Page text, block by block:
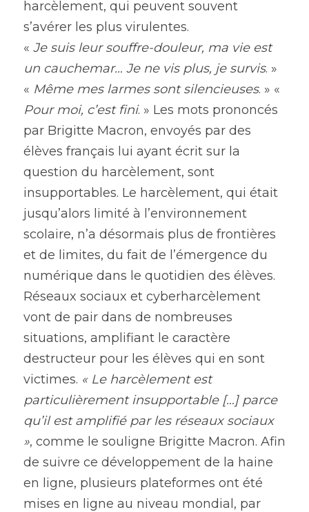
harcèlement, qui peuvent souvent
s’avérer les plus virulentes.
« Je suis leur souffre-douleur, ma vie est
un cauchemar… Je ne vis plus, je survis. »
« Même mes larmes sont silencieuses
Pour moi, c’est fini. » Les mots prononcés
par Brigitte Macron, envoyés par des
élèves français lui ayant écrit sur la
question du harcèlement, sont
insupportables. Le harcèlement, qui était
jusqu’alors limité à l’environnement
scolaire, n’a désormais plus de frontières
et de limites, du fait de l’émergence du
numérique dans le quotidien des élèves.
Réseaux sociaux et cyberharcèlement
vont de pair dans de nombreuses
situations, amplifiant le caractère
destructeur pour les élèves qui en sont
victimes. « Le harcèlement est
particulièrement insupportable […] parce
qu’il est amplifié par les réseaux sociaux
», comme le souligne Brigitte Macron. Afin
de suivre ce développement de la haine
en ligne, plusieurs plateformes ont été
mises en ligne au niveau mondial, par